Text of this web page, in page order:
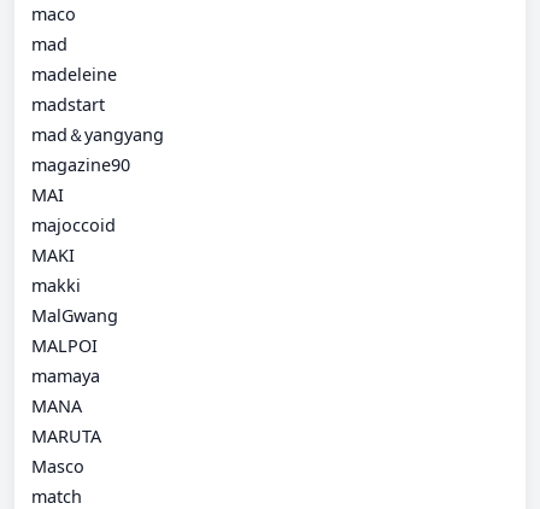
maco
mad
madeleine
madstart
mad＆yangyang
magazine90
MAI
majoccoid
MAKI
makki
MalGwang
MALPOI
mamaya
MANA
MARUTA
Masco
match